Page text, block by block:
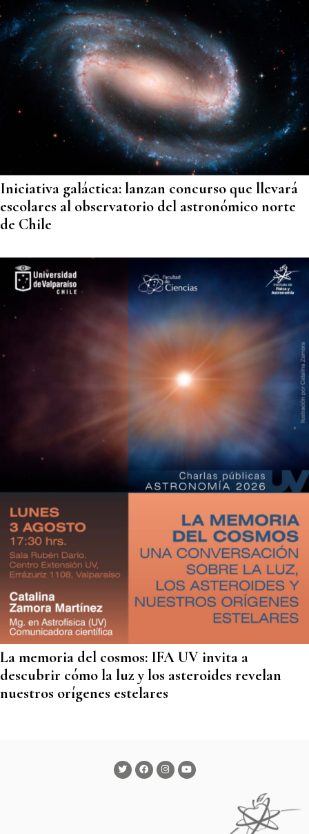
Iniciativa galáctica: lanzan concurso que llevará
escolares al observatorio del astronómico norte
de Chile
La memoria del cosmos: IFA UV invita a
descubrir cómo la luz y los asteroides revelan
nuestros orígenes estelares